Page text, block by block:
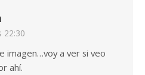
22:30
imagen…voy a ver si veo
ahí.